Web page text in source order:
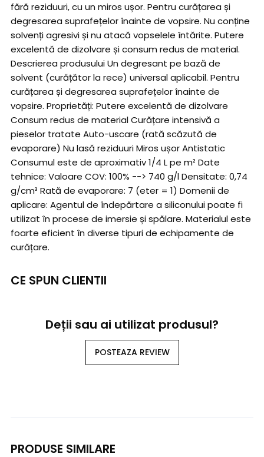
fără reziduuri, cu un miros ușor. Pentru curățarea și
degresarea suprafețelor înainte de vopsire. Nu conține
solvenți agresivi și nu atacă vopselele întărite. Putere
excelentă de dizolvare și consum redus de material.
Descrierea produsului Un degresant pe bază de
solvent (curățător la rece) universal aplicabil. Pentru
curățarea și degresarea suprafețelor înainte de
vopsire. Proprietăți: Putere excelentă de dizolvare
Consum redus de material Curățare intensivă a
pieselor tratate Auto-uscare (rată scăzută de
evaporare) Nu lasă reziduuri Miros ușor Antistatic
Consumul este de aproximativ 1/4 L pe m² Date
tehnice: Valoare COV: 100% --> 740 g/l Densitate: 0,74
g/cm³ Rată de evaporare: 7 (eter = 1) Domenii de
aplicare: Agentul de îndepărtare a siliconului poate fi
utilizat în procese de imersie și spălare. Materialul este
foarte eficient în diverse tipuri de echipamente de
curățare.
CE SPUN CLIENTII
Deții sau ai utilizat produsul?
POSTEAZA REVIEW
PRODUSE SIMILARE